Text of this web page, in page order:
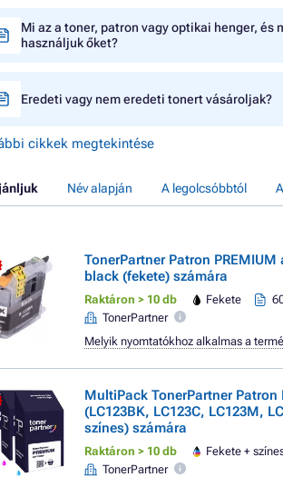
Mi az a toner, patron vagy optikai henger, és
használjuk őket?
Eredeti vagy nem eredeti tonert vásároljak?
cikkek megtekintése
Név alapján A legolcsóbbtól
TonerPartner Patron PREMIUM
black (fekete) számára
Raktáron > 10 db Fekete
TonerPartner
Melyik nyomtatókhoz alkalmas a
MultiPack TonerPartner Patron
(LC123BK, LC123C, LC123M,
színes) számára
Raktáron > 10 db Fekete +
TonerPartner